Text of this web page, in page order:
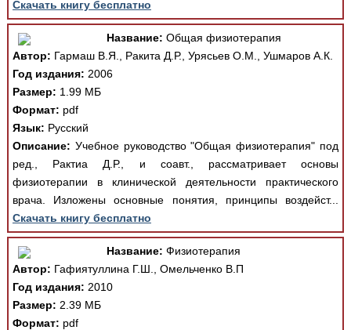
Скачать книгу бесплатно
Название: Общая физиотерапия
Автор: Гармаш В.Я., Ракита Д.Р., Урясьев О.М., Ушмаров А.К.
Год издания: 2006
Размер: 1.99 МБ
Формат: pdf
Язык: Русский
Описание: Учебное руководство "Общая физиотерапия" под
ред., Рактиа Д.Р., и соавт., рассматривает основы
физиотерапии в клинической деятельности практического
врача. Изложены основные понятия, принципы воздейст...
Скачать книгу бесплатно
Название: Физиотерапия
Автор: Гафиятуллина Г.Ш., Омельченко В.П
Год издания: 2010
Размер: 2.39 МБ
Формат: pdf